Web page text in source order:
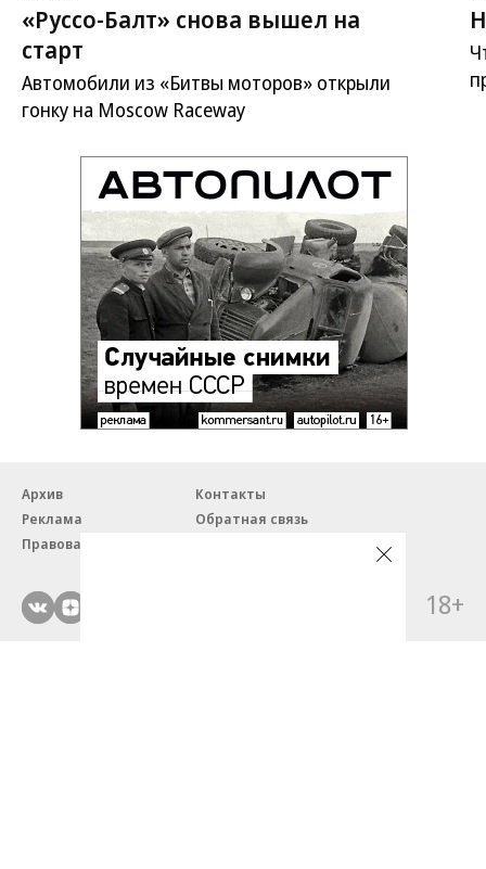
«Руссо-Балт» снова вышел на
старт
Автомобили из «Битвы моторов» открыли
гонку на Moscow Raceway
Архив
Контакты
Реклама
Обратная связь
Правовая информация
18+